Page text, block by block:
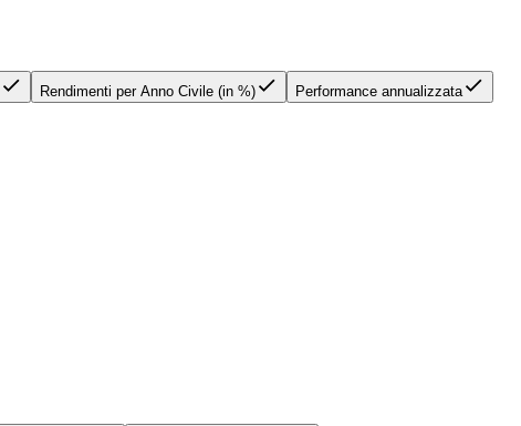
Rendimenti per Anno Civile (in %) Performance annualizzata